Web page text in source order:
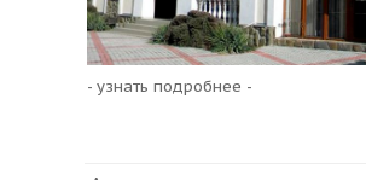
- узнать подробнее -